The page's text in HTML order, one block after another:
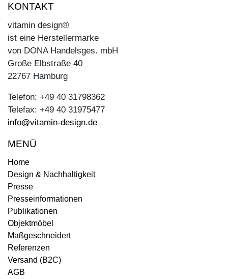
KONTAKT
vitamin design®
ist eine Herstellermarke
von DONA Handelsges. mbH
Große Elbstraße 40
22767 Hamburg
Telefon: +49 40 31798362
Telefax: +49 40 31975477
info@vitamin-design.de
MENÜ
Home
Design & Nachhaltigkeit
Presse
Presseinformationen
Publikationen
Objektmöbel
Maßgeschneidert
Referenzen
Versand (B2C)
AGB